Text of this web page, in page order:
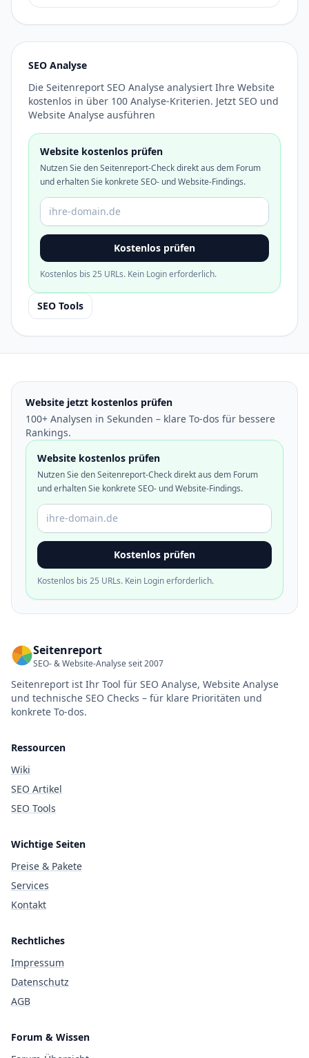
SEO Analyse
Die Seitenreport SEO Analyse analysiert Ihre Website
kostenlos in über 100 Analyse-Kriterien. Jetzt SEO und
Website Analyse ausführen
Website kostenlos prüfen
Nutzen Sie den Seitenreport-Check direkt aus dem Forum
und erhalten Sie konkrete SEO- und Website-Findings.
Domain oder URL
Kostenlos prüfen
Kostenlos bis 25 URLs. Kein Login erforderlich.
SEO Tools
Website jetzt kostenlos prüfen
100+ Analysen in Sekunden – klare To-dos für bessere
Rankings.
Website kostenlos prüfen
Nutzen Sie den Seitenreport-Check direkt aus dem Forum
und erhalten Sie konkrete SEO- und Website-Findings.
Domain oder URL
Kostenlos prüfen
Kostenlos bis 25 URLs. Kein Login erforderlich.
Seitenreport
SEO- & Website-Analyse seit 2007
Seitenreport ist Ihr Tool für SEO Analyse, Website Analyse
und technische SEO Checks – für klare Prioritäten und
konkrete To-dos.
Ressourcen
Wiki
SEO Artikel
SEO Tools
Wichtige Seiten
Preise & Pakete
Services
Kontakt
Rechtliches
Impressum
Datenschutz
AGB
Forum & Wissen